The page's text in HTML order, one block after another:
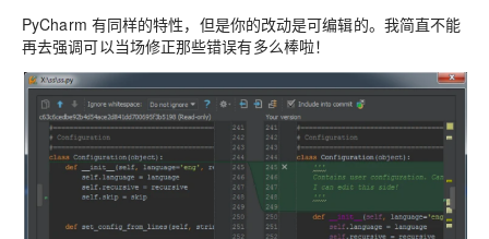
PyCharm 有同样的特性，但是你的改动是可编辑的。我简直不能
再去强调可以当场修正那些错误有多么棒啦！